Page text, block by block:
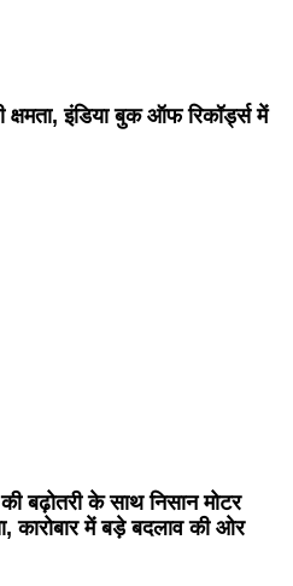
इंडिया बुक ऑफ रिकॉर्ड्स में
बढ़ोतरी के साथ निसान मोटर
कारोबार में बड़े बदलाव की ओर